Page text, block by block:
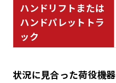
ハンドリフトまたは
ハンドパレットトラ
ック
状況に見合った荷役機器